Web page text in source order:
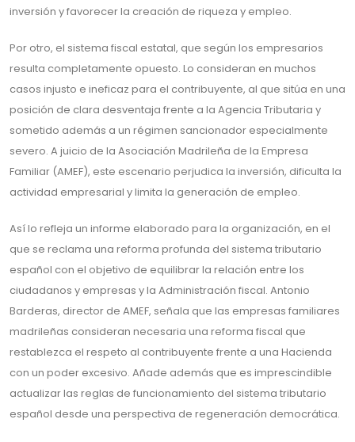
inversión y favorecer la creación de riqueza y empleo.
Por otro, el sistema fiscal estatal, que según los empresarios
resulta completamente opuesto. Lo consideran en muchos
casos injusto e ineficaz para el contribuyente, al que sitúa en una
posición de clara desventaja frente a la Agencia Tributaria y
sometido además a un régimen sancionador especialmente
severo. A juicio de la Asociación Madrileña de la Empresa
Familiar (AMEF), este escenario perjudica la inversión, dificulta la
actividad empresarial y limita la generación de empleo.
Así lo refleja un informe elaborado para la organización, en el
que se reclama una reforma profunda del sistema tributario
español con el objetivo de equilibrar la relación entre los
ciudadanos y empresas y la Administración fiscal. Antonio
Barderas, director de AMEF, señala que las empresas familiares
madrileñas consideran necesaria una reforma fiscal que
restablezca el respeto al contribuyente frente a una Hacienda
con un poder excesivo. Añade además que es imprescindible
actualizar las reglas de funcionamiento del sistema tributario
español desde una perspectiva de regeneración democrática.